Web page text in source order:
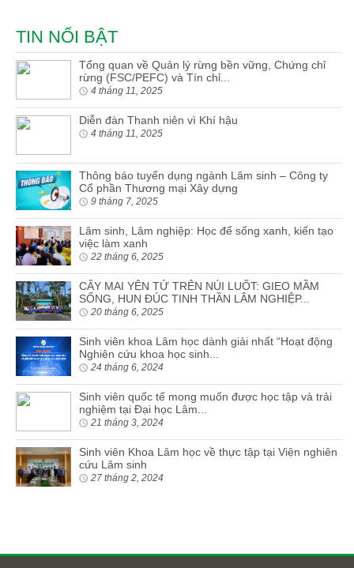
TIN NỔI BẬT
Tổng quan về Quản lý rừng bền vững, Chứng chỉ
rừng (FSC/PEFC) và Tín chỉ...
4 tháng 11, 2025
Diễn đàn Thanh niên vì Khí hậu
4 tháng 11, 2025
Thông báo tuyển dụng ngành Lâm sinh – Công ty
Cổ phần Thương mại Xây dựng
9 tháng 7, 2025
Lâm sinh, Lâm nghiệp: Học để sống xanh, kiến tạo
việc làm xanh
22 tháng 6, 2025
CÂY MAI YÊN TỬ TRÊN NÚI LUỐT: GIEO MẦM
SỐNG, HUN ĐÚC TINH THẦN LÂM NGHIỆP...
20 tháng 6, 2025
Sinh viên khoa Lâm học dành giải nhất “Hoạt động
Nghiên cứu khoa học sinh...
24 tháng 6, 2024
Sinh viên quốc tế mong muốn được học tập và trải
nghiệm tại Đại học Lâm...
21 tháng 3, 2024
Sinh viên Khoa Lâm học về thực tập tại Viện nghiên
cứu Lâm sinh
27 tháng 2, 2024